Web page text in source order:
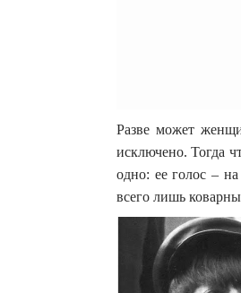
Разве может
исключено. Тогда
одно: ее голос –
всего лишь